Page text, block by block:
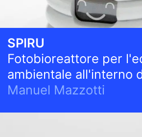
SPIRU
Fotobioreattore per
ambientale all'interno
Manuel Mazzotti